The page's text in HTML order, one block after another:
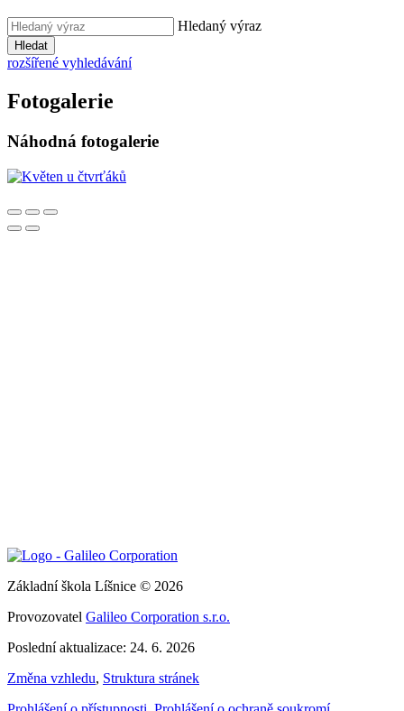
Hledaný výraz
Hledat
rozšířené vyhledávání
Fotogalerie
Náhodná fotogalerie
Základní škola Líšnice © 2026
Provozovatel Galileo Corporation s.r.o.
Poslední aktualizace: 24. 6. 2026
Změna vzhledu, Struktura stránek